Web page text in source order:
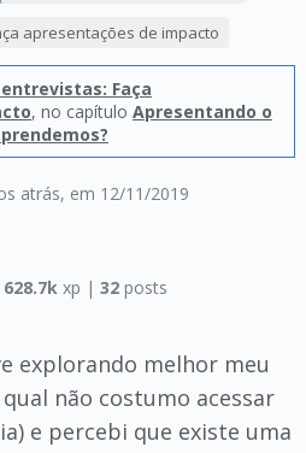
atrás, em 12/11/2019
apresentações de impacto
Faça
, no capítulo Apresentando o
628.7k xp | 32posts
explorando melhor meu
não costumo acessar
e percebi que existe uma